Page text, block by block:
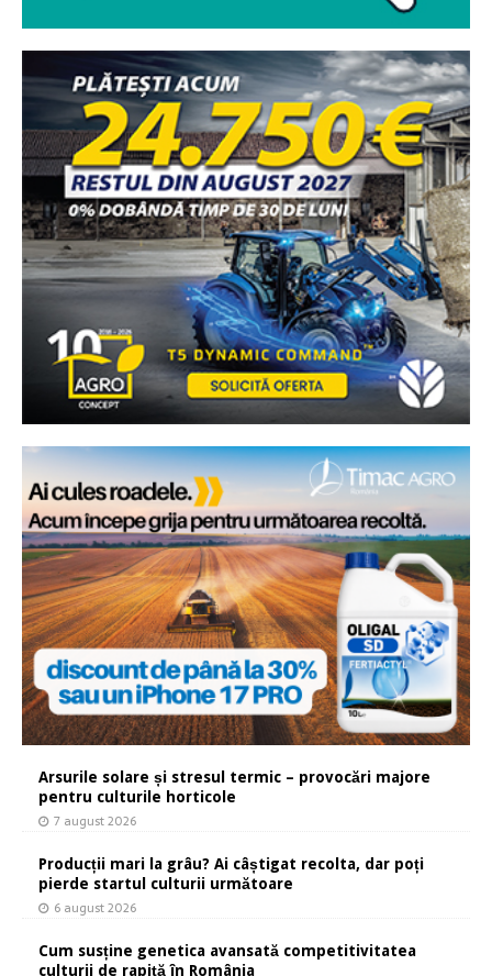
Arsurile solare și stresul termic – provocări majore
pentru culturile horticole
7 august 2026
Producții mari la grâu? Ai câștigat recolta, dar poți
pierde startul culturii următoare
6 august 2026
Cum susține genetica avansată competitivitatea
culturii de rapiță în România